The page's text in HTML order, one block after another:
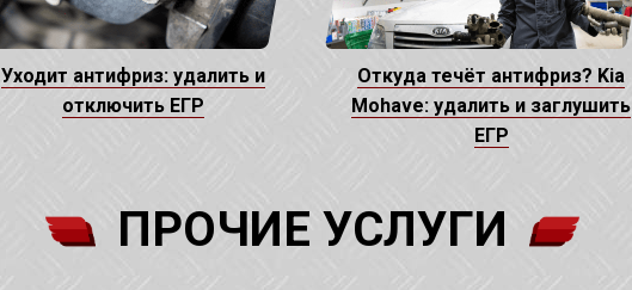
Уходит антифриз: удалить и
отключить ЕГР
Откуда течёт антифриз? Kia
Mohave: удалить и заглушить
ЕГР
ПРОЧИЕ УСЛУГИ